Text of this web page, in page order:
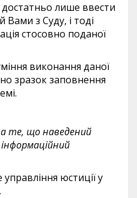
достатньо лише ввести
з Суду, і тоді
стосовно поданої
виконання даної
зразок заповнення
те, що наведений
юстиції у